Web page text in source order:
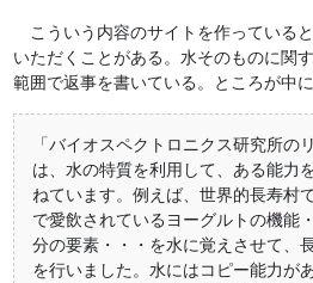
こういう内容のサイトを作っている
いただくことがある。水そのものに関
範囲で返事を書いている。ところが中
「バイオスペクトロニクス研究所の
は、水の特質を利用して、ある能力
ねています。例えば、世界的長寿村
で愛飲されているヨーグルトの機能
分の要素・・・を水に覚えさせて、
を行いました。水にはコピー能力が